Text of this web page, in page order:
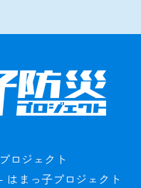
プロジェクト
はまっ子プロジェクト